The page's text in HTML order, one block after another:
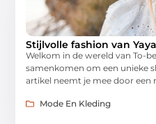
Stijlvolle fashion van
Welkom in de wereld van To-
samenkomen om een unieke
artikel neemt je mee door een
Mode En Kleding